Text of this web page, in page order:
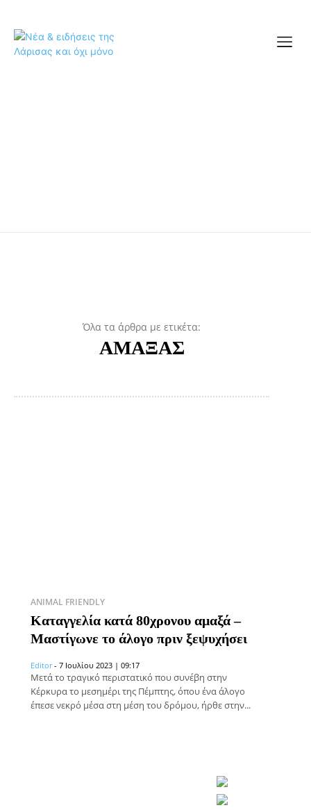
Όλα τα άρθρα με ετικέτα:
ΑΜΑΞΑΣ
ANIMAL FRIENDLY
Καταγγελία κατά 80χρονου αμαξά –
Μαστίγωνε το άλογο πριν ξεψυχήσει
Editor - 7 Ιουλίου 2023 | 09:17
Μετά το τραγικό περιστατικό που συνέβη στην
Κέρκυρα το μεσημέρι της Πέμπτης, όπου ένα άλογο
έπεσε νεκρό μέσα στη μέση του δρόμου, ήρθε στην...